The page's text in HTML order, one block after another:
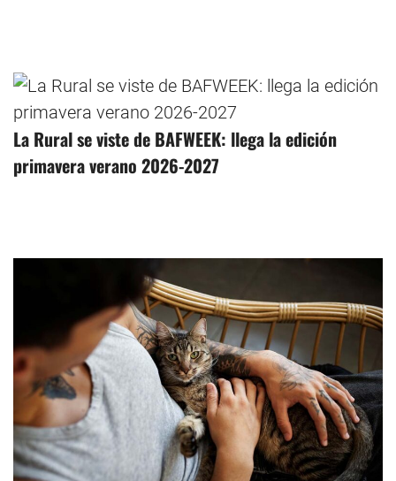
La Rural se viste de BAFWEEK: llega la edición
primavera verano 2026-2027